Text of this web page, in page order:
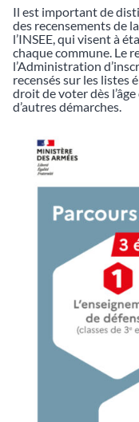
Il est important de
des recensements de
l’INSEE, qui visent à
chaque commune. Le
l’Administration
recensés sur les listes
droit de voter dès
d’autres démarches.